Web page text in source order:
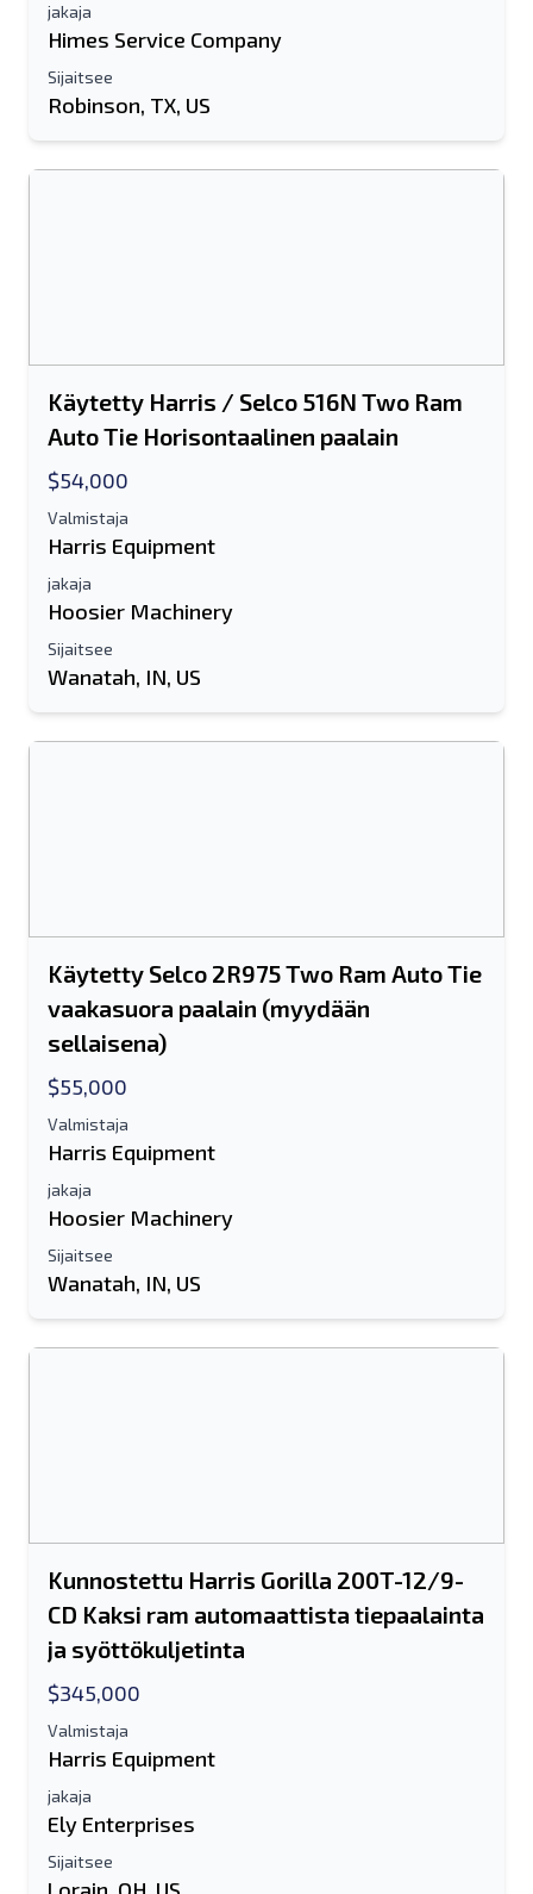
jakaja
Himes Service Company
Sijaitsee
Robinson, TX, US
Käytetty Harris / Selco 516N Two Ram
Auto Tie Horisontaalinen paalain
$54,000
Valmistaja
Harris Equipment
jakaja
Hoosier Machinery
Sijaitsee
Wanatah, IN, US
Käytetty Selco 2R975 Two Ram Auto Tie
vaakasuora paalain (myydään
sellaisena)
$55,000
Valmistaja
Harris Equipment
jakaja
Hoosier Machinery
Sijaitsee
Wanatah, IN, US
Kunnostettu Harris Gorilla 200T-12/9-
CD Kaksi ram automaattista tiepaalainta
ja syöttökuljetinta
$345,000
Valmistaja
Harris Equipment
jakaja
Ely Enterprises
Sijaitsee
Lähetä ystävälle